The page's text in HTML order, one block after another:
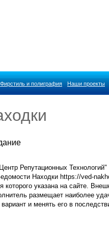
Фирстиль и полиграфия Наши проекты
Репутационных
Находки https://ved-
указана на сайте.
размещает наиболее
и менять его в